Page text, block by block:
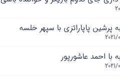
پرشین پاپاراتزی با سپهر خلسه
2021/
با احمد عاشورپور
2021/